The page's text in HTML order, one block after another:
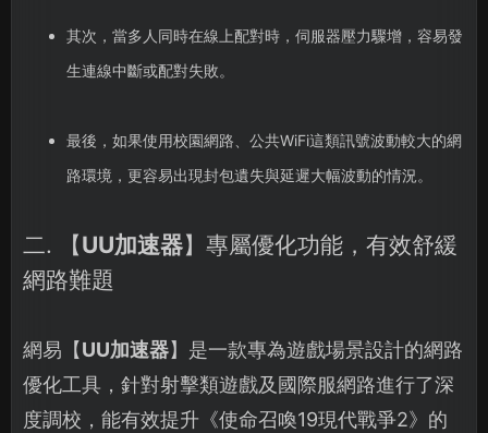
其次，當多人同時在線上配對時，伺服器壓力驟增，容易發
生連線中斷或配對失敗。
最後，如果使用校園網路、公共WiFi這類訊號波動較大的網
路環境，更容易出現封包遺失與延遲大幅波動的情況。
二. 【UU加速器】專屬優化功能，有效舒緩
網路難題
網易【UU加速器】是一款專為遊戲場景設計的網路
優化工具，針對射擊類遊戲及國際服網路進行了深
度調校，能有效提升《使命召喚19現代戰爭2》的